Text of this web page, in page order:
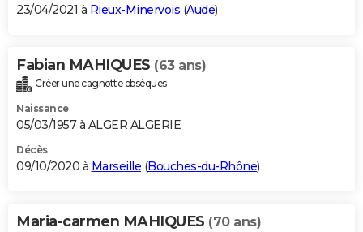
23/04/2021 à Rieux-Minervois (Aude)
Fabian MAHIQUES (63 ans)
Créer une cagnotte obsèques
Naissance
05/03/1957 à ALGER ALGERIE
Décès
09/10/2020 à Marseille (Bouches-du-Rhône)
Maria-carmen MAHIQUES (70 ans)